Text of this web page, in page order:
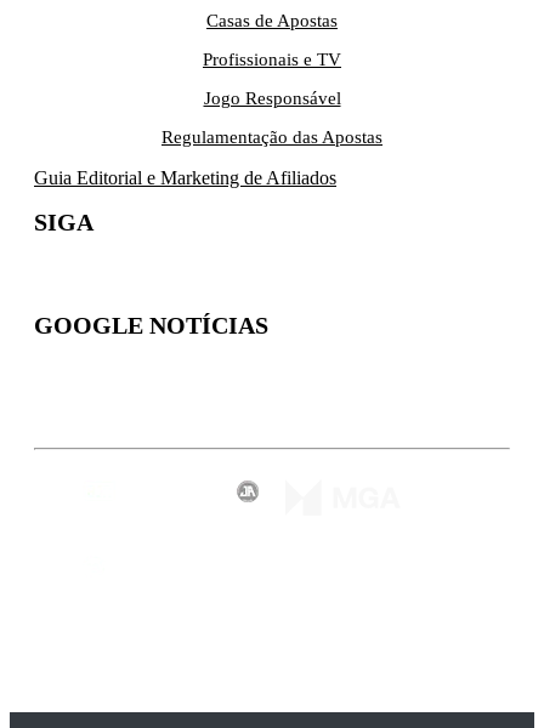
Casas de Apostas
Profissionais e TV
Jogo Responsável
Regulamentação das Apostas
Guia Editorial e Marketing de Afiliados
SIGA
GOOGLE NOTÍCIAS